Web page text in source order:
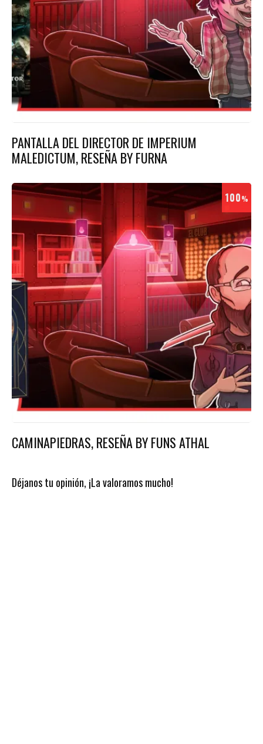
PANTALLA DEL DIRECTOR DE IMPERIUM
MALEDICTUM, RESEÑA BY FURNA
100%
CAMINAPIEDRAS, RESEÑA BY FUNS ATHAL
Déjanos tu opinión, ¡La valoramos mucho!